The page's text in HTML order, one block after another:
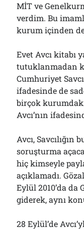
MİT ve
verdim. Bu
kurum içinden
Evet Avcı kitabı
tutuklanmadan
Cumhuriyet
ifadesinde de
birçok
Avcı’nın
Avcı, Savcılığın
soruşturma
hiç kimseyle
açıklamadı.
Eylül 2010’da da
giderek, aynı
28 Eylül’de